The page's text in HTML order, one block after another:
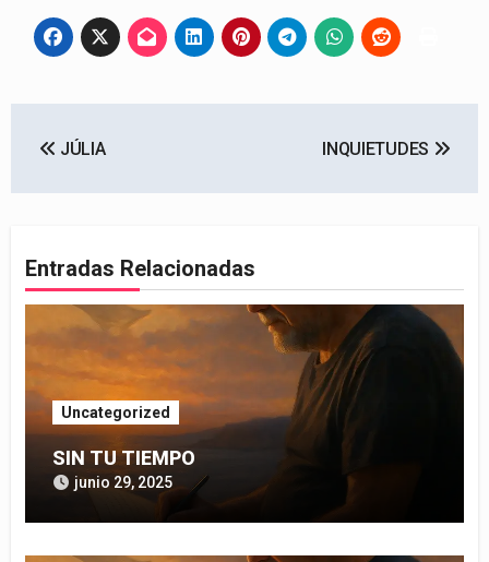
de
JÚLIA INQUIETUDES
Entradas Relacionadas
Uncategorized
SIN TU TIEMPO
junio 29, 2025